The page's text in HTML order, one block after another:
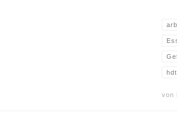
hdt
von